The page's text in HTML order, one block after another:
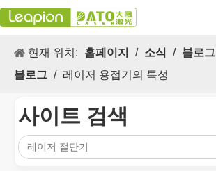
현재 위치: 홈페이지 / 소식 / 블로그
블로그 / 레이저 용접기의 특성
사이트 검색